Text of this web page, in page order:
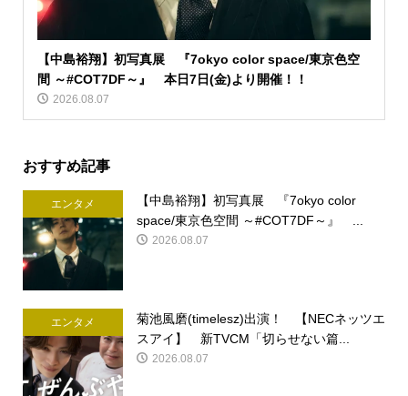
【中島裕翔】初写真展 『7okyo color space/東京色空
間 ～#COT7DF～』 本日7日(金)より開催！！
2026.08.07
おすすめ記事
エンタメ
【中島裕翔】初写真展 『7okyo color
space/東京色空間 ～#COT7DF～』 ...
2026.08.07
エンタメ
菊池風磨(timelesz)出演！ 【NECネッツエ
スアイ】 新TVCM「切らせない篇...
2026.08.07